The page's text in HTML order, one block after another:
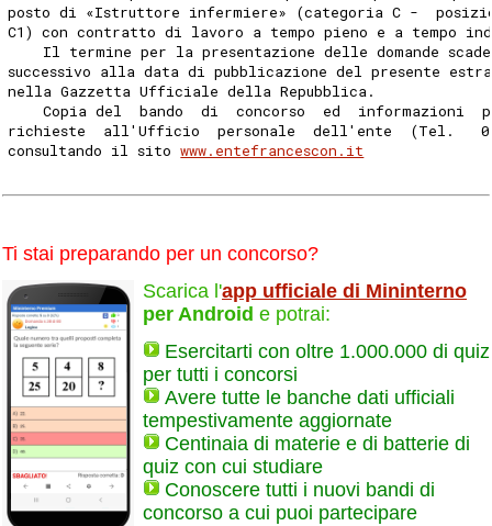
posto di «Istruttore infermiere» (categoria C -
C1) con contratto di lavoro a tempo pieno e a tempo
Il termine per la presentazione delle domande
successivo alla data di pubblicazione del presente
nella Gazzetta Ufficiale della Repubblica.
Copia del  bando  di  concorso  ed  informazioni
richieste  all'Ufficio  personale  dell'ente  (Tel.
consultando il sito www.entefrancescon.it
Ti stai preparando per un concorso?
Scarica l'app ufficiale di Mininterno
per Android e potrai:
Esercitarti con oltre 1.000.000 di quiz
per tutti i concorsi
Avere tutte le banche dati ufficiali
tempestivamente aggiornate
Centinaia di materie e di batterie di
quiz con cui studiare
Conoscere tutti i nuovi bandi di
concorso a cui puoi partecipare